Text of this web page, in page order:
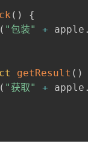
( )
{
( "包装" + apple .
getResult ( )
( "获取" + apple .